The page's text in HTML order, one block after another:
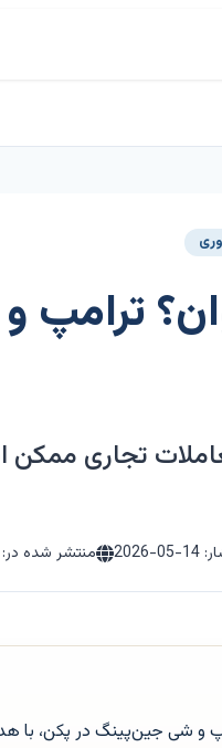
ترامپ
تجاری ممکن
2026-05-14 منتشر شده
و شی جین‌پینگ در پکن، با